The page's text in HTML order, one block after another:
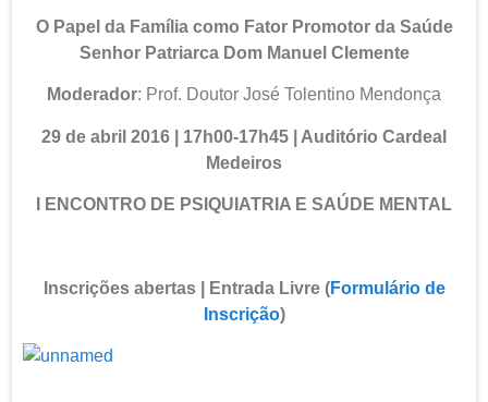
O Papel da Família como Fator Promotor da Saúde
Senhor Patriarca Dom Manuel Clemente
Moderador: Prof. Doutor José Tolentino Mendonça
29 de abril 2016 | 17h00-17h45 | Auditório Cardeal
Medeiros
I ENCONTRO DE PSIQUIATRIA E SAÚDE MENTAL
Inscrições abertas | Entrada Livre (Formulário de
Inscrição)